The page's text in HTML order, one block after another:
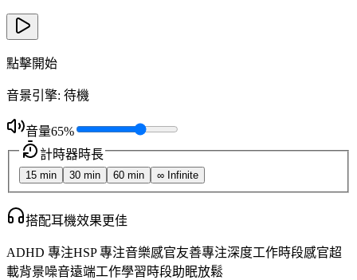
點擊開始
音景引擎: 待機
音量65%
計時器時長
15 min 30 min 60 min ∞ Infinite
搭配耳機效果更佳
ADHD 專注HSP 專注音樂感官友善專注深度工作時段感官超
載背景噪音遠端工作學習時段助眠放鬆